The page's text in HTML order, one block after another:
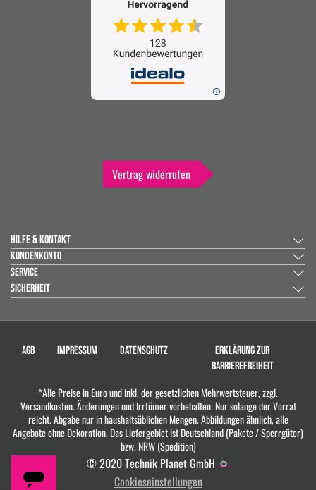
Vertrag widerrufen
HILFE & KONTAKT
KUNDENKONTO
SERVICE
SICHERHEIT
AGB IMPRESSUM DATENSCHUTZ
ERKLÄRUNG ZUR
BARRIEREFREIHEIT
*Alle Preise in Euro und inkl. der gesetzlichen Mehrwertsteuer, zzgl.
Versandkosten. Änderungen und Irrtümer vorbehalten. Nur solange der Vorrat
reicht. Abgabe nur in haushaltsüblichen Mengen. Abbildungen ähnlich, alle
Angebote ohne Dekoration. Das Liefergebiet ist Deutschland (Pakete / Sperrgüter)
bzw. NRW (Spedition)
© 2020 Technik Planet GmbH
Cookieseinstellungen